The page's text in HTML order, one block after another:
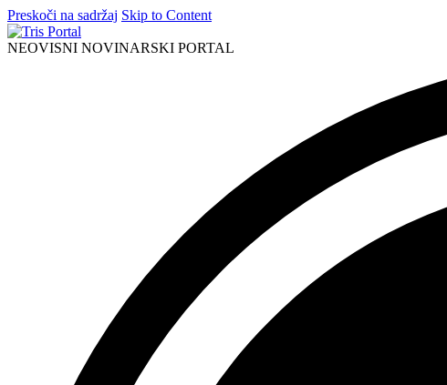
Preskoči na sadržaj Skip to Content
NEOVISNI NOVINARSKI PORTAL